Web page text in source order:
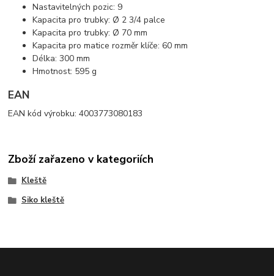
Nastavitelných pozic: 9
Kapacita pro trubky: Ø 2 3/4 palce
Kapacita pro trubky: Ø 70 mm
Kapacita pro matice rozměr klíče: 60 mm
Délka: 300 mm
Hmotnost: 595 g
EAN
EAN kód výrobku: 4003773080183
Zboží zařazeno v kategoriích
Kleště
Siko kleště